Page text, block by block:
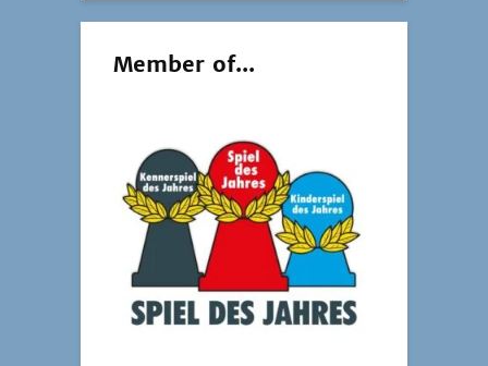
Member of...